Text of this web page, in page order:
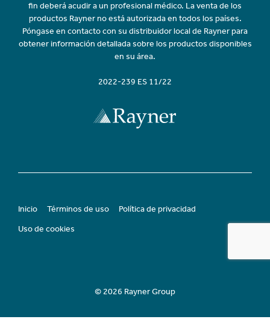
fin deberá acudir a un profesional médico. La venta de los
productos Rayner no está autorizada en todos los países.
Póngase en contacto con su distribuidor local de Rayner para
obtener información detallada sobre los productos disponibles
en su área.
2022-239 ES 11/22
Inicio Términos de uso
Política de privacidad
Uso de cookies
© 2026 Rayner Group